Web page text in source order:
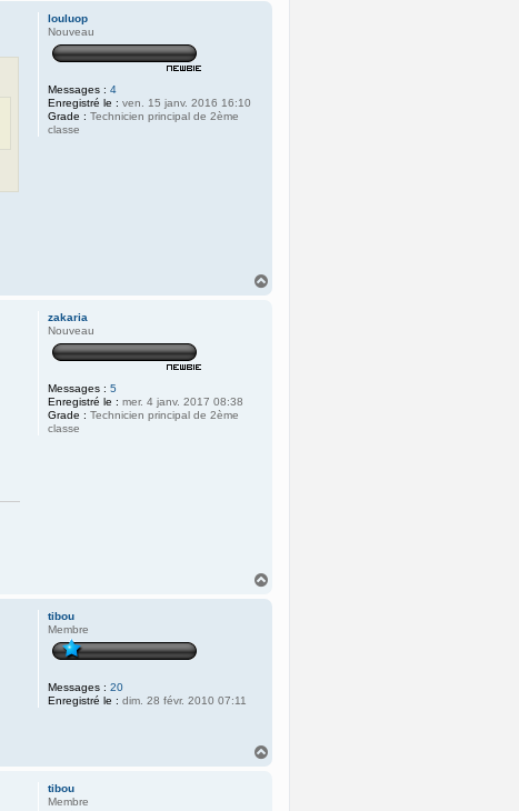
louluop
Nouveau
Messages : 4
Enregistré le : ven. 15 janv. 2016 16:10
Grade : Technicien principal de 2ème
classe
zakaria
Nouveau
Messages : 5
Enregistré le : mer. 4 janv. 2017 08:38
Grade : Technicien principal de 2ème
classe
tibou
Membre
Messages : 20
Enregistré le : dim. 28 févr. 2010 07:11
tibou
Membre